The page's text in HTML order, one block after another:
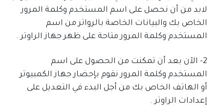
لابد من أن نحصل على اسم المستخدم وكلمة المرور
الخاص بك والبيانات الخاصة بالرواتر من اسم
المستخدم وكلمة المرور متاحة على ظهر جهاز الراوتر .
2- الآن بعد أن تمكنت من الحصول على اسم
المستخدم وكلمة المرور نقوم بإحضار جهاز الكمبيوتر
أو الهاتف الخاص بك من أجل البدء في التعديل على
إعدادات الراوتر .